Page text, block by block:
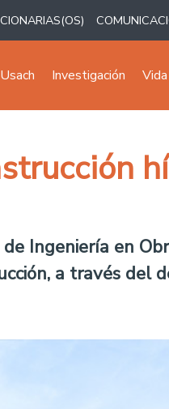
Investigación
Ingeniería en
a través del